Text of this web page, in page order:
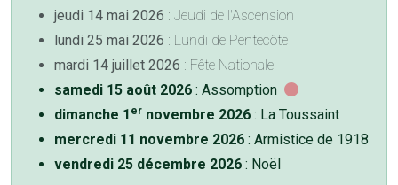
jeudi 14 mai 2026 : Jeudi de l'Ascension
lundi 25 mai 2026 : Lundi de Pentecôte
mardi 14 juillet 2026 : Fête Nationale
samedi 15 août 2026 : Assomption
dimanche 1 er novembre 2026 : La Toussaint
mercredi 11 novembre 2026 : Armistice de 1918
vendredi 25 décembre 2026 : Noël